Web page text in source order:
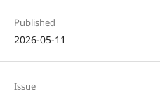
Published
2026-05-11
Issue